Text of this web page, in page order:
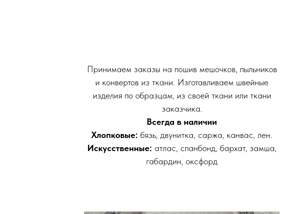
Принимаем заказы на пошив мешочков, пыльников
и конвертов из ткани. Изготавливаем швейные
изделия по образцам, из своей ткани или ткани
заказчика.
Всегда в наличии
Хлопковые: бязь, двунитка, саржа, канвас, лен.
Искусственные: атлас, спанбонд, бархат, замша,
габардин, оксфорд